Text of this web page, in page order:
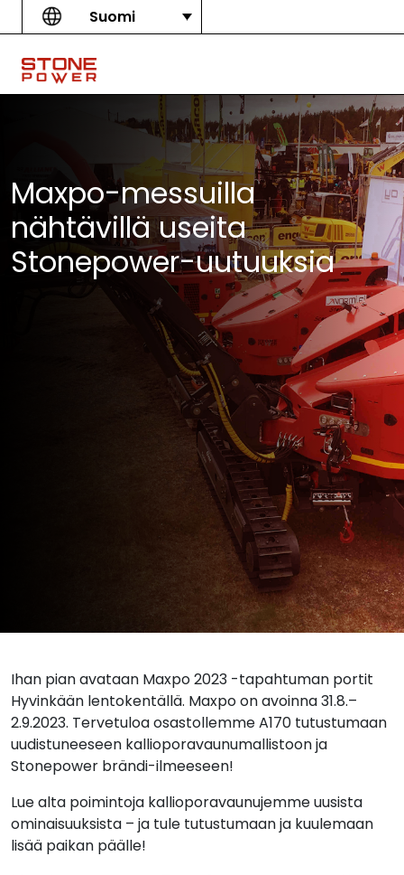
Skip to contentSuomi
Main Navigation
Maxpo-messuilla
nähtävillä useita
Stonepower-uutuuksia
Ihan pian avataan Maxpo 2023 -tapahtuman portit
Hyvinkään lentokentällä. Maxpo on avoinna 31.8.–
2.9.2023. Tervetuloa osastollemme A170 tutustumaan
uudistuneeseen kallioporavaunumallistoon ja
Stonepower brändi-ilmeeseen!
Lue alta poimintoja kallioporavaunujemme uusista
ominaisuuksista – ja tule tutustumaan ja kuulemaan
lisää paikan päälle!